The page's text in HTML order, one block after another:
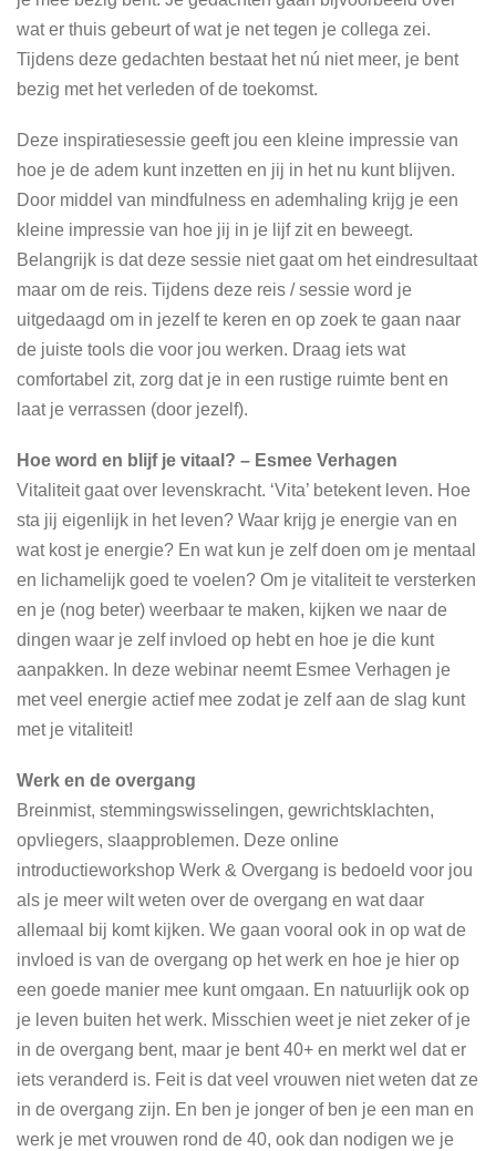
wat er thuis gebeurt of wat je net tegen je collega zei.
Tijdens deze gedachten bestaat het nú niet meer, je bent
bezig met het verleden of de toekomst.
Deze inspiratiesessie geeft jou een kleine impressie van
hoe je de adem kunt inzetten en jij in het nu kunt blijven.
Door middel van mindfulness en ademhaling krijg je een
kleine impressie van hoe jij in je lijf zit en beweegt.
Belangrijk is dat deze sessie niet gaat om het eindresultaat
maar om de reis. Tijdens deze reis / sessie word je
uitgedaagd om in jezelf te keren en op zoek te gaan naar
de juiste tools die voor jou werken. Draag iets wat
comfortabel zit, zorg dat je in een rustige ruimte bent en
laat je verrassen (door jezelf).
Hoe word en blijf je vitaal? – Esmee Verhagen
Vitaliteit gaat over levenskracht. ‘Vita’ betekent leven. Hoe
sta jij eigenlijk in het leven? Waar krijg je energie van en
wat kost je energie? En wat kun je zelf doen om je mentaal
en lichamelijk goed te voelen? Om je vitaliteit te versterken
en je (nog beter) weerbaar te maken, kijken we naar de
dingen waar je zelf invloed op hebt en hoe je die kunt
aanpakken. In deze webinar neemt Esmee Verhagen je
met veel energie actief mee zodat je zelf aan de slag kunt
met je vitaliteit!
Werk en de overgang
Breinmist, stemmingswisselingen, gewrichtsklachten,
opvliegers, slaapproblemen. Deze online
introductieworkshop Werk & Overgang is bedoeld voor jou
als je meer wilt weten over de overgang en wat daar
allemaal bij komt kijken. We gaan vooral ook in op wat de
invloed is van de overgang op het werk en hoe je hier op
een goede manier mee kunt omgaan. En natuurlijk ook op
je leven buiten het werk. Misschien weet je niet zeker of je
in de overgang bent, maar je bent 40+ en merkt wel dat er
iets veranderd is. Feit is dat veel vrouwen niet weten dat ze
in de overgang zijn. En ben je jonger of ben je een man en
werk je met vrouwen rond de 40, ook dan nodigen we je